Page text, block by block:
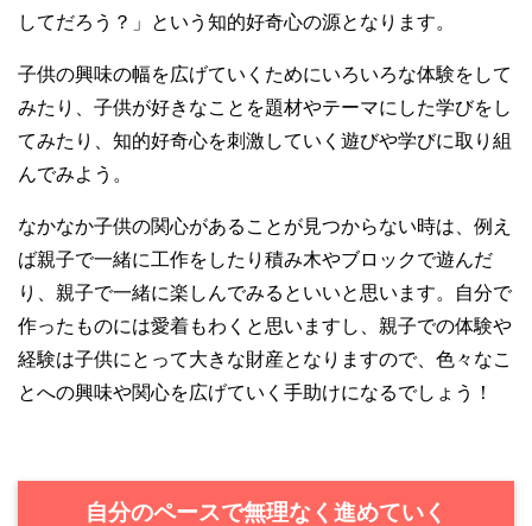
してだろう？」という知的好奇心の源となります。
子供の興味の幅を広げていくためにいろいろな体験をして
みたり、子供が好きなことを題材やテーマにした学びをし
てみたり、知的好奇心を刺激していく遊びや学びに取り組
んでみよう。
なかなか子供の関心があることが見つからない時は、例え
ば親子で一緒に工作をしたり積み木やブロックで遊んだ
り、親子で一緒に楽しんでみるといいと思います。自分で
作ったものには愛着もわくと思いますし、親子での体験や
経験は子供にとって大きな財産となりますので、色々なこ
とへの興味や関心を広げていく手助けになるでしょう！
自分のペースで無理なく進めていく